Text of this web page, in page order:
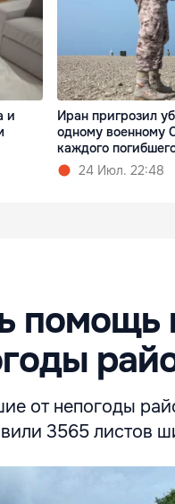
и
Иран пригрозил
одному военному
каждого
24 Июл. 22:48
помощь
от непогоды
3565 листов